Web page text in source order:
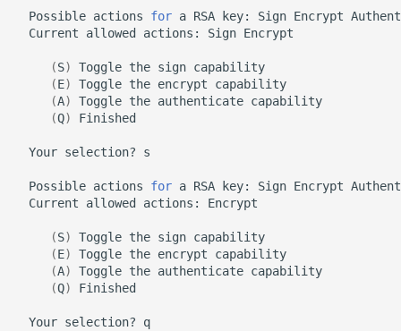
Possible actions for a RSA key: Sign Encrypt
Current
allowed actions: Sign Encrypt
(S) Toggle the sign
(E) Toggle the encrypt
(A) Toggle the authenticate
(Q) Finished
Your selection? s
Possible actions for a RSA key: Sign Encrypt
Current
allowed actions: Encrypt
(S) Toggle the sign
(E) Toggle the encrypt
(A) Toggle the authenticate
(Q) Finished
Your selection?